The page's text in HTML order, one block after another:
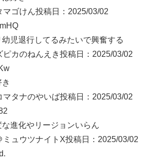
マゴけん投稿日：2025/03/02
児退行してるみたいで興奮する
カのねんえき投稿日：2025/03/02
マタナのやいば投稿日：2025/03/02
進化やリージョンいらん
ミュウツナイトX投稿日：2025/03/02